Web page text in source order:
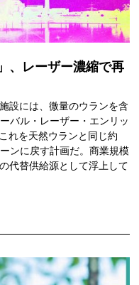
、レーザー濃縮で再
設には、微量のウランを含
バル・レーザー・エンリッ
れを天然ウランと同じ約
ンに戻す計画だ。商業規模
代替供給源として浮上して